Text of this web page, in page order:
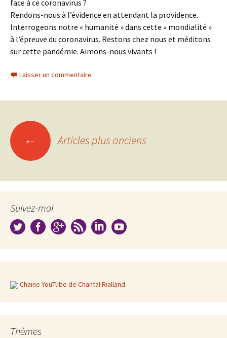
face à ce coronavirus ?
Rendons-nous à l’évidence en attendant la providence.
Interrogeons notre « humanité » dans cette « mondialité »
à l’épreuve du coronavirus. Restons chez nous et méditons
sur cette pandémie. Aimons-nous vivants !
Laisser un commentaire
Navigation
des
articles
← Articles plus anciens
Suivez-moi
Chaine YouTube de Chantal Rialland
Thèmes